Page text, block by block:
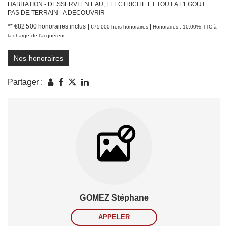
HABITATION - DESSERVI EN EAU, ELECTRICITE ET TOUT A L'EGOUT.
PAS DE TERRAIN - A DECOUVRIR
** €82 500 honoraires inclus €75 000 hors honoraires
Honoraires : 10.00% TTC à
la charge de l'acquéreur
Nos honoraires
Partager :
GOMEZ Stéphane
APPELER